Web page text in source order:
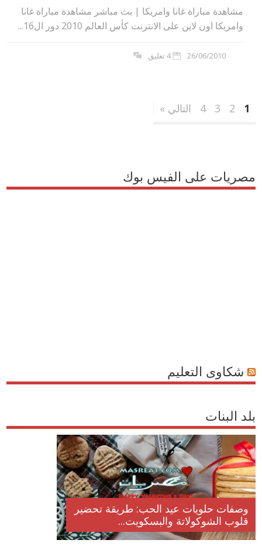
مشاهدة مباراة غانا وامريكا | بث مباشر مشاهدة مباراة غانا
وامريكا اون لاين على الانترنت كأس العالم 2010 دور ال16...
26/06/2010 4 تعليق
1
2
3
4 التالي »
مصريات على الفيس بوك
شكاوى التعليم
بلد البنات
وصفات حلويات عيد الحب: طريقة تحضير
قلوب الشوكولاتة والبسكويت...